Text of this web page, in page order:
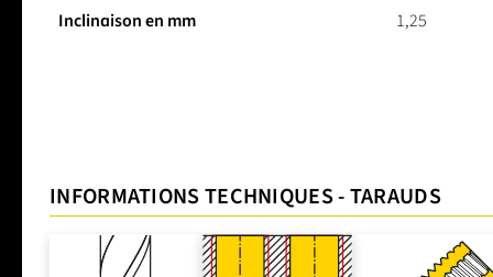
Inclinaison en mm
1,25
INFORMATIONS TECHNIQUES - TARAUDS